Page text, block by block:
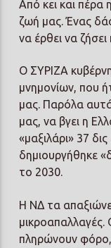
Από κει και πέρα
ζωή μας. Ένας
να έρθει να
Ο ΣΥΡΙΖΑ
μνημονίων, που
μας. Παρόλα
μας, να βγει η
«μαξιλάρι» 37
δημιουργήθηκε
το 2030.
Η ΝΔ τα
πληρώνουν φόρο,